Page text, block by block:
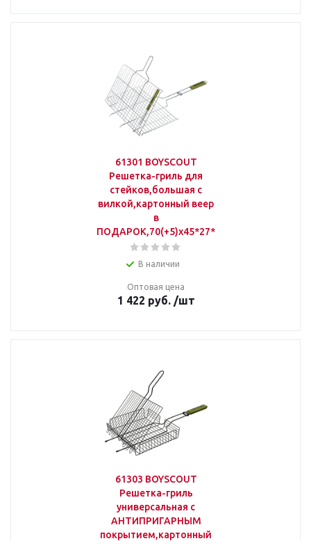
61301 BOYSCOUT
Решетка-гриль для
стейков,большая с
вилкой,картонный веер
в
ПОДАРОК,70(+5)x45*27*2см
В наличии
Оптовая цена
1 422 руб. /шт
61303 BOYSCOUT
Решетка-гриль
универсальная с
АНТИПРИГАРНЫМ
покрытием,картонный